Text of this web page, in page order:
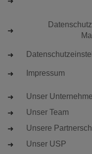
Impressum
Unser
Unser Team
Unsere
Unser USP